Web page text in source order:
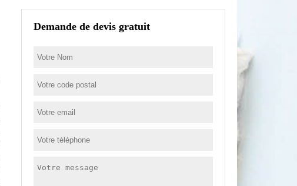
Demande de devis gratuit